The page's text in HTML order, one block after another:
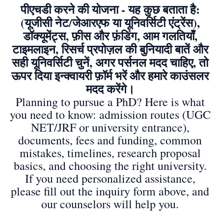
पीएचडी करने की योजना - यह कुछ बताता है:
(यूजीसी नेट/जेआरएफ या यूनिवर्सिटी एंट्रेंस),
डॉक्यूमेंट्स, फ़ीस और फ़ंडिंग, आम गलतियाँ,
टाइमलाइन, रिसर्च प्रपोज़ल की बुनियादी बातें और
सही यूनिवर्सिटी चुनें, अगर पर्सनल मदद चाहिए, तो
ऊपर दिया इन्क्वायरी फ़ॉर्म भरें और हमारे काउंसलर
मदद करेंगे।
Planning to pursue a PhD? Here is what
you need to know: admission routes (UGC
NET/JRF or university entrance),
documents, fees and funding, common
mistakes, timelines, research proposal
basics, and choosing the right university.
If you need personalized assistance,
please fill out the inquiry form above, and
our counselors will help you.